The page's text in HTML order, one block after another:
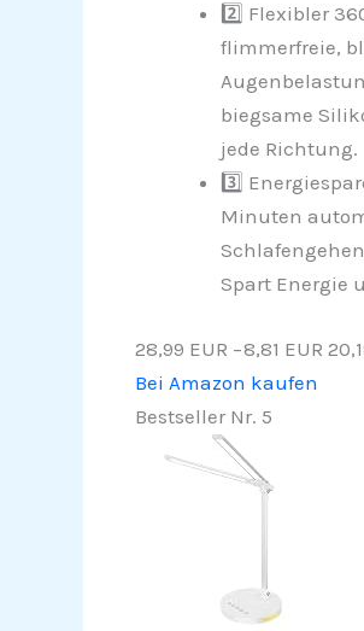
2️⃣ Flexibler
flimmerfreie,
biegsame
jede Richtung.
3️⃣
Minuten
Spart Energie
28,99 EUR −8,81 EUR
Bei Amazon kaufen
Bestseller Nr. 5